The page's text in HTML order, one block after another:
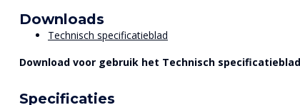
Downloads
Technisch specificatieblad
Download voor gebruik het Technisch
Specificaties